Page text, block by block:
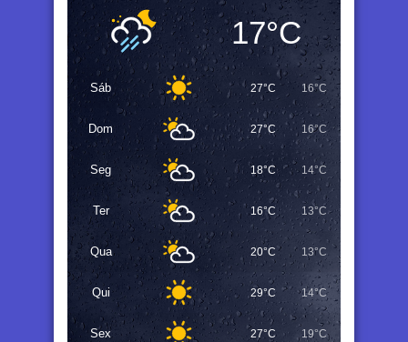
17°C
Sáb 27°C 16°C
Dom 27°C 16°C
Seg 18°C 14°C
Ter 16°C 13°C
Qua 20°C 13°C
Qui 29°C 14°C
Sex 27°C 19°C